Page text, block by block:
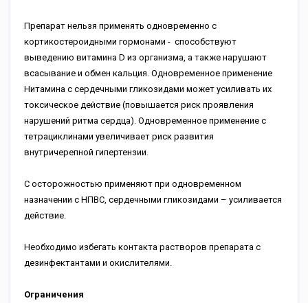
Препарат нельзя применять одновременно с
кортикостероидными гормонами - способствуют
выведению витамина D из организма, а также нарушают
всасывание и обмен кальция. Одновременное применение
Нитамина с сердечными гликозидами может усиливать их
токсическое действие (повышается риск проявления
нарушений ритма сердца). Одновременное применение с
тетрациклинами увеличивает риск развития
внутричерепной гипертензии.
С осторожностью применяют при одновременном
назначении с НПВС, сердечными гликозидами – усиливается
действие.
Необходимо избегать контакта растворов препарата с
дезинфектантами и окислителями.
Ограничения